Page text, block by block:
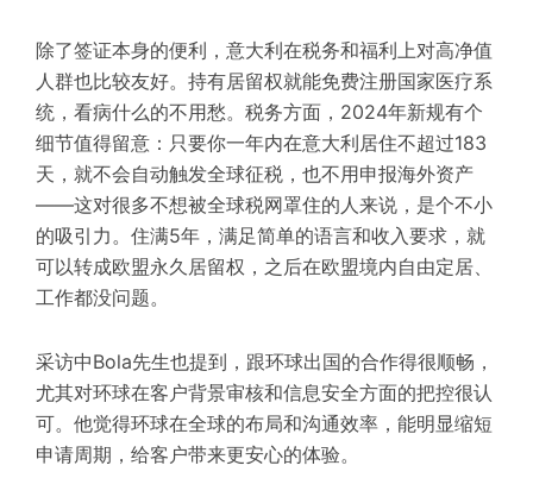
除了签证本身的便利，意大利在税务和福利上对高净值
人群也比较友好。持有居留权就能免费注册国家医疗系
统，看病什么的不用愁。税务方面，2024年新规有个
细节值得留意：只要你一年内在意大利居住不超过183
天，就不会自动触发全球征税，也不用申报海外资产
——这对很多不想被全球税网罩住的人来说，是个不小
的吸引力。住满5年，满足简单的语言和收入要求，就
可以转成欧盟永久居留权，之后在欧盟境内自由定居、
工作都没问题。
采访中Bola先生也提到，跟环球出国的合作得很顺畅，
尤其对环球在客户背景审核和信息安全方面的把控很认
可。他觉得环球在全球的布局和沟通效率，能明显缩短
申请周期，给客户带来更安心的体验。